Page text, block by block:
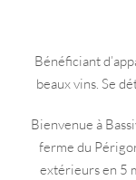
Bénéficiant
beaux vins. Se
Bienvenue à
ferme du
extérieurs en 5